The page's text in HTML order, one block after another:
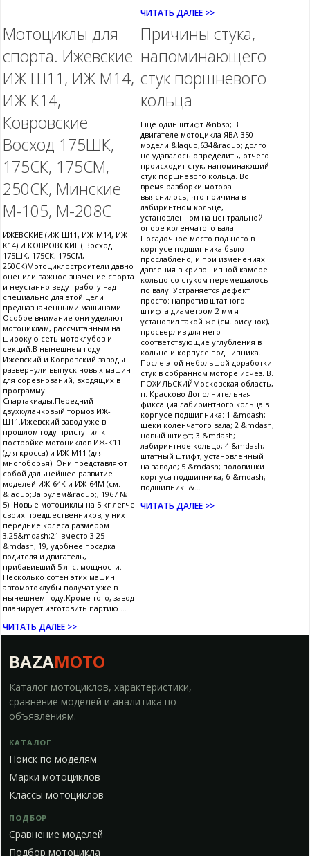
ЧИТАТЬ ДАЛЕЕ >>
Мотоциклы для
спорта. Ижевские
ИЖ Ш11, ИЖ М14,
ИЖ К14,
Ковровские
Восход 175ШК,
175СК, 175СМ,
250СК, Минские
М-105, М-208С
ИЖЕВСКИЕ (ИЖ-Ш11, ИЖ-М14, ИЖ-
К14) И КОВРОВСКИЕ ( Восход
175ШК, 175СК, 175СМ,
250СК)Мотоциклостроители давно
оценили важное значение спорта
и неустанно ведут работу над
специально для этой цели
предназначенными машинами.
Особое внимание они уделяют
мотоциклам, рассчитанным на
широкую сеть мотоклубов и
секций.В нынешнем году
Ижевский и Ковровский заводы
развернули выпуск новых машин
для соревнований, входящих в
программу
Спартакиады.Передний
двухкулачковый тормоз ИЖ-
Ш11.Ижевский завод уже в
прошлом году приступил к
постройке мотоциклов ИЖ-К11
(для кросса) и ИЖ-М11 (для
многоборья). Они представляют
собой дальнейшее развитие
моделей ИЖ-64К и ИЖ-64М (см.
&laquo;За рулем&raquo;, 1967 №
5). Новые мотоциклы на 5 кг легче
своих предшественников, у них
передние колеса размером
3,25&mdash;21 вместо 3.25
&mdash; 19, удобнее посадка
водителя и двигатель,
прибавивший 5 л. с. мощности.
Несколько сотен этих машин
автомотоклубы получат уже в
нынешнем году.Кроме того, завод
планирует изготовить партию ...
ЧИТАТЬ ДАЛЕЕ >>
Причины стука,
напоминающего
стук поршневого
кольца
Ещё один штифт &nbsp; В
двигателе мотоцикла ЯВА-350
модели &laquo;634&raquo; долго
не удавалось определить, отчего
происходит стук, напоминающий
стук поршневого кольца. Во
время разборки мотора
выяснилось, что причина в
лабиринтном кольце,
установленном на центральной
опоре коленчатого вала.
Посадочное место под него в
корпусе подшипника было
прослаблено, и при изменениях
давления в кривошипной камере
кольцо со стуком перемещалось
по валу. Устраняется дефект
просто: напротив штатного
штифта диаметром 2 мм я
установил такой же (см. рисунок),
просверлив для него
соответствующие углубления в
кольце и корпусе подшипника.
После этой небольшой доработки
стук в собранном моторе исчез. В.
ПОХИЛЬСКИЙМосковская область,
п. Красково Дополнительная
фиксация лабиринтного кольца в
корпусе подшипника: 1 &mdash;
щеки коленчатого вала; 2 &mdash;
новый штифт; 3 &mdash;
лабиринтное кольцо; 4 &mdash;
штатный штифт, установленный
на заводе; 5 &mdash; половинки
корпуса подшипника; б &mdash;
подшипник. &...
ЧИТАТЬ ДАЛЕЕ >>
BAZAMOTO
Каталог мотоциклов, характеристики,
сравнение моделей и аналитика по
объявлениям.
КАТАЛОГ
Поиск по моделям
Марки мотоциклов
Классы мотоциклов
ПОДБОР
Сравнение моделей
Подбор мотоцикла